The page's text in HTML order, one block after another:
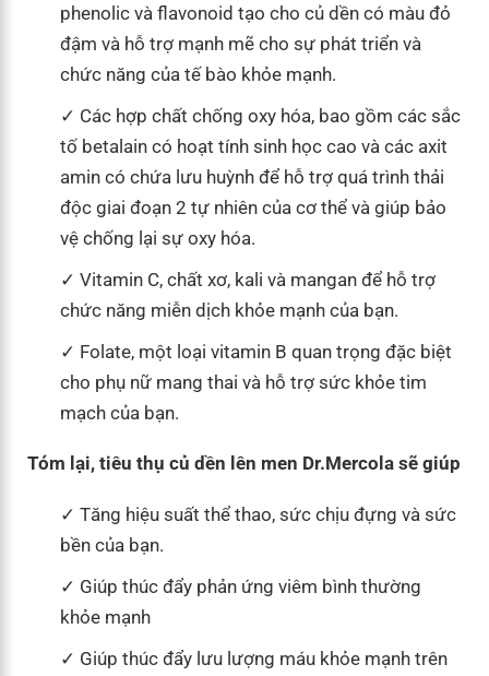
phenolic và flavonoid tạo cho củ dền có màu đỏ
đậm và hỗ trợ mạnh mẽ cho sự phát triển và
chức năng của tế bào khỏe mạnh.
Các hợp chất chống oxy hóa, bao gồm các sắc
tố betalain có hoạt tính sinh học cao và các axit
amin có chứa lưu huỳnh để hỗ trợ quá trình thải
độc giai đoạn 2 tự nhiên của cơ thể và giúp bảo
vệ chống lại sự oxy hóa.
Vitamin C, chất xơ, kali và mangan để hỗ trợ
chức năng miễn dịch khỏe mạnh của bạn.
Folate, một loại vitamin B quan trọng đặc biệt
cho phụ nữ mang thai và hỗ trợ sức khỏe tim
mạch của bạn.
Tóm lại, tiêu thụ củ dền lên men Dr.Mercola sẽ giúp
Tăng hiệu suất thể thao, sức chịu đựng và sức
bền của bạn.
Giúp thúc đẩy phản ứng viêm bình thường
khỏe mạnh
Giúp thúc đẩy lưu lượng máu khỏe mạnh trên